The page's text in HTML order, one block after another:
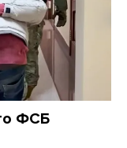
ФСБ